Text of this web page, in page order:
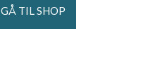
GÅ TIL SHOP